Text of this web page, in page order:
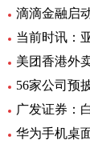
当前时讯：
美团香港外
56家公司预